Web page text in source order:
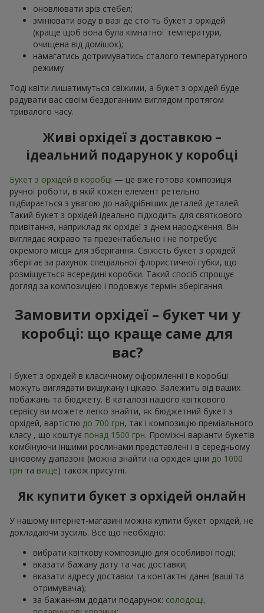
оновлювати зріз стебел;
змінювати воду в вазі де стоїть букет з орхідей
(краще щоб вона була кімнатної температури,
очищена від домішок);
намагатись дотримуватись сталого температурного
режиму
Тоді квіти лишатимуться свіжими, а букет з орхідей буде
радувати вас своїм бездоганним виглядом протягом
тривалого часу.
Живі орхідеї з доставкою –
ідеальний подарунок у коробці
Букет з орхідей в коробці — це вже готова композиція
ручної роботи, в якій кожен елемент ретельно
підбирається з увагою до найдрібніших деталей деталей.
Такий букет з орхідей ідеально підходить для святкового
привітання, наприклад як орхідеї з днем народження. Він
виглядає яскраво та презентабельно і не потребує
окремого місця для зберігання. Свіжість букет з орхідей
зберігає за рахунок спеціальної флористичної губки, що
розміщується всередині коробки. Такий спосіб спрощує
догляд за композицією і подовжує термін зберігання.
Замовити орхідеї – букет чи у
коробці: що краще саме для
вас?
І букет з орхідей в класичному оформленні і в коробці
можуть виглядати вишукану і цікаво. Залежить від ваших
побажань та бюджету. В каталозі нашого квіткового
сервісу ви можете легко знайти, як бюджетний букет з
орхідей, вартістю до 700 грн, так і композицію преміального
класу , що коштує понад 1500 грн. Проміжні варіанти букетів
комбінуючи іншими рослинами представлені і в середньому
ціновому діапазоні (можна знайти на орхідея ціни до 1000
грн та вище) також присутні.
Як купити букет з орхідей онлайн
У нашому інтернет-магазині можна купити букет орхідей, не
докладаючи зусиль. Все що необхідно:
вибрати квіткову композицію для особливої події;
вказати бажану дату та час доставки;
вказати адресу доставки та контактні данні (ваші та
отримувача);
за бажанням додати подарунок: солодощі,